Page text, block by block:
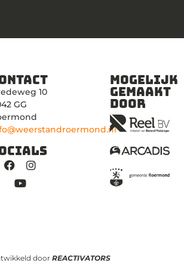
10
GG
Mogelijk
gemaakt
door
doorREACTIVATORS